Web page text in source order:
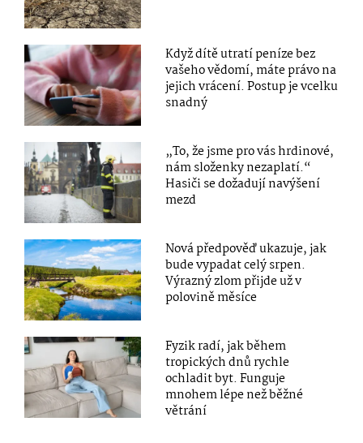
Když dítě utratí peníze bez
vašeho vědomí, máte právo na
jejich vrácení. Postup je vcelku
snadný
„To, že jsme pro vás hrdinové,
nám složenky nezaplatí.“
Hasiči se dožadují navýšení
mezd
Nová předpověď ukazuje, jak
bude vypadat celý srpen.
Výrazný zlom přijde už v
polovině měsíce
Fyzik radí, jak během
tropických dnů rychle
ochladit byt. Funguje
mnohem lépe než běžné
větrání